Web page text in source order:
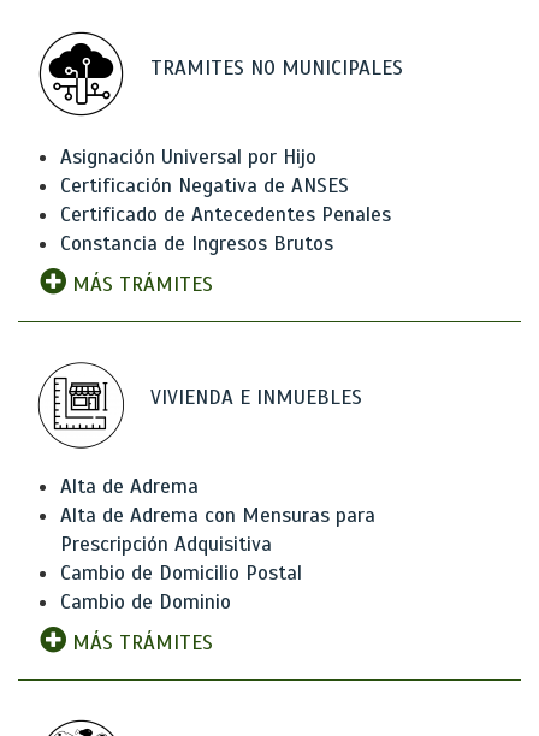
TRAMITES NO MUNICIPALES
Asignación Universal por Hijo
Certificación Negativa de ANSES
Certificado de Antecedentes Penales
Constancia de Ingresos Brutos
MÁS TRÁMITES
VIVIENDA E INMUEBLES
Alta de Adrema
Alta de Adrema con Mensuras para
Prescripción Adquisitiva
Cambio de Domicilio Postal
Cambio de Dominio
MÁS TRÁMITES